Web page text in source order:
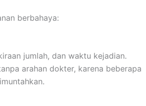
berbahaya:
jumlah, dan waktu kejadian.
arahan dokter, karena beberapa